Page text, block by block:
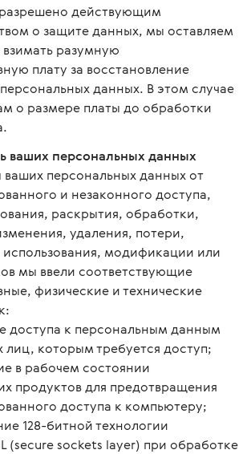
действующим
о защите данных, мы оставляем
разумную
плату за восстановление
данных. В этом случае
о размере платы до обработки
ваших персональных данных
персональных данных от
и незаконного доступа,
раскрытия, обработки,
удаления, потери,
использования, модификации или
мы ввели соответствующие
физические и технические
доступа к персональным данным
лиц, которым требуется доступ;
в рабочем состоянии
продуктов для предотвращения
доступа к компьютеру;
128-битной технологии
(secure sockets layer) при обработке